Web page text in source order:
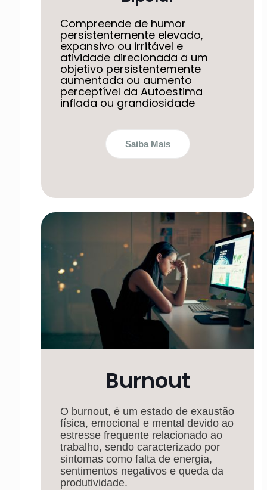
Compreende de humor
persistentemente elevado,
expansivo ou irritável e
atividade direcionada a um
objetivo persistentemente
aumentada ou aumento
perceptível da Autoestima
inflada ou grandiosidade
Saiba Mais
Burnout
O burnout, é um estado de exaustão
física, emocional e mental devido ao
estresse frequente relacionado ao
trabalho, sendo caracterizado por
sintomas como falta de energia,
sentimentos negativos e queda da
produtividade.